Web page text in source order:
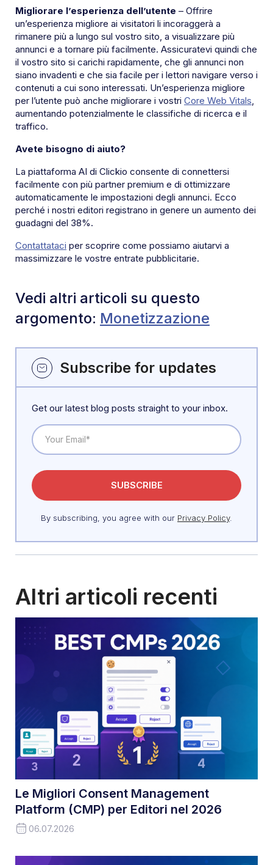
Migliorare l’esperienza dell’utente – Offrire
un’esperienza migliore ai visitatori li incoraggerà a
rimanere più a lungo sul vostro sito, a visualizzare più
annunci e a tornare più facilmente. Assicuratevi quindi che
il vostro sito si carichi rapidamente, che gli annunci non
siano invadenti e che sia facile per i lettori navigare verso i
contenuti a cui sono interessati. Un’esperienza migliore
per l’utente può anche migliorare i vostri Core Web Vitals,
aumentando potenzialmente le classifiche di ricerca e il
traffico.
Avete bisogno di aiuto?
La piattaforma AI di Clickio consente di connettersi
facilmente con più partner premium e di ottimizzare
automaticamente le impostazioni degli annunci. Ecco
perché i nostri editori registrano in genere un aumento dei
guadagni del 38%.
Contattataci per scoprire come possiamo aiutarvi a
massimizzare le vostre entrate pubblicitarie.
Vedi altri articoli su questo
argomento: Monetizzazione
Subscribe for updates
Get our latest blog posts straight to your inbox.
By subscribing, you agree with our Privacy Policy.
Altri articoli recenti
Le Migliori Consent Management
Platform (CMP) per Editori nel 2026
06.07.2026